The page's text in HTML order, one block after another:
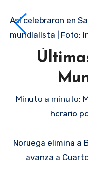
Así celebraron en
mundialista | Foto:
Minuto a minuto:
horario
Noruega elimina a
avanza a